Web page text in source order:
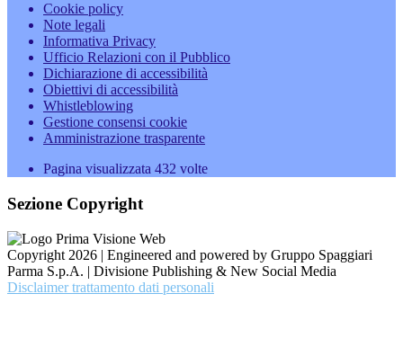
Cookie policy
Note legali
Informativa Privacy
Ufficio Relazioni con il Pubblico
Dichiarazione di accessibilità
Obiettivi di accessibilità
Whistleblowing
Gestione consensi cookie
Amministrazione trasparente
Pagina visualizzata 432 volte
Sezione Copyright
Copyright 2026 | Engineered and powered by Gruppo Spaggiari
Parma S.p.A. | Divisione Publishing & New Social Media
Disclaimer trattamento dati personali